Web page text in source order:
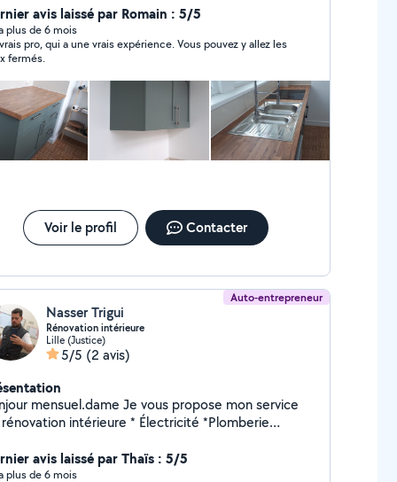
avis laissé par Romain : 5/5
plus de 6 mois
pro, qui a une vrais expérience. Vous pouvez y allez les
fermés.
Voir le profil Contacter
Auto-entrepreneur
Nasser Trigui
Rénovation intérieure
Lille (Justice)
5/5 (2 avis)
mensuel.dame Je vous propose mon service
intérieure * Électricité *Plomberie
parquet ... N'hésitez pas à me contacter sur
numéro professionnel pour plus d'informations *
avis laissé par Thaïs : 5/5
plus de 6 mois